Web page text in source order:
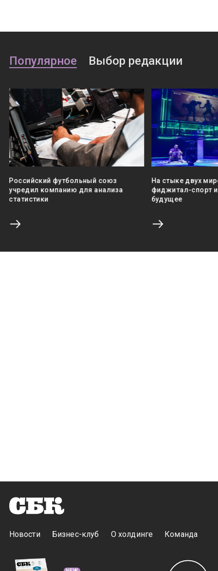
Популярное Выбор редакции
Российский футбольный союз
учредил компанию для анализа
статистики
На стыке двух
фиджитал-спорт
будущее
Новости Бизнес-клуб О холдинге Команда